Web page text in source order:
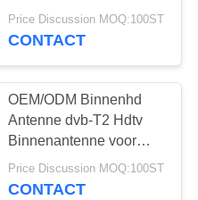
174 op - 230MHZ/470 -
862MHZ
Price Discussion MOQ:100ST
CONTACT
OEM/ODM Binnenhd
Antenne dvb-T2 Hdtv
Binnenantenne voor
Digitale TV/Radio
Price Discussion MOQ:100ST
CONTACT